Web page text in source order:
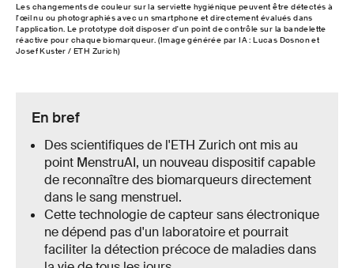
Les changements de couleur sur la serviette hygiénique peuvent être détectés à
l'œil nu ou photographiés avec un smartphone et directement évalués dans
l'application. Le prototype doit disposer d'un point de contrôle sur la bandelette
réactive pour chaque biomarqueur. (Image générée par IA : Lucas Dosnon et
Josef Kuster / ETH Zurich)
En bref
Des scientifiques de l'ETH Zurich ont mis au
point MenstruAI, un nouveau dispositif capable
de reconnaître des biomarqueurs directement
dans le sang menstruel.
Cette technologie de capteur sans électronique
ne dépend pas d'un laboratoire et pourrait
faciliter la détection précoce de maladies dans